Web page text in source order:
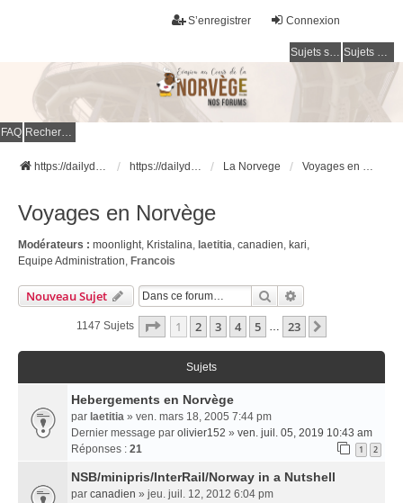
Connexion
S’enregistrer
Sujets sans réponse Sujets actifs
FAQ Rechercher
https://dailydigesthub.com https://dailydigesthub.com La Norvege Voyages en Norvège
Voyages en Norvège
Modérateurs : moonlight, Kristalina, laetitia, canadien, kari,
Equipe Administration, Francois
Nouveau Sujet Rechercher
1147 Sujets Page 1Sur
1 2 3 4 5 … 23
Sujets
Hebergements en Norvège
par laetitia » ven. mars 18, 2005 7:44 pm
Dernier message par olivier152 » ven. juil. 05, 2019 10:43 am
Réponses : 21 1 2
NSB/minipris/InterRail/Norway in a Nutshell
par canadien » jeu. juil. 12, 2012 6:04 pm